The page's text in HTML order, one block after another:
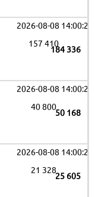
2026-08-08 14:00:29
184 336
157 410
2026-08-08 14:00:29
50 168
40 800
2026-08-08 14:00:29
25 605
21 328